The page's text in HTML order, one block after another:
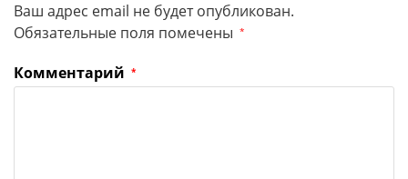
Ваш адрес email не будет опубликован.
Обязательные поля помечены *
Комментарий *